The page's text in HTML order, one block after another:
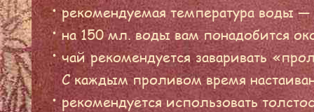
рекомендуемая температура воды —
на 150 мл. воды вам понадобится
чай рекомендуется заваривать
С каждым проливом время
рекомендуется использовать